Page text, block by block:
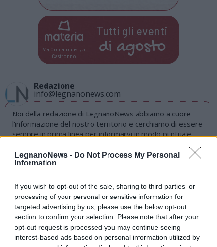
LegnanoNews - Do Not Process My Personal
Information
If you wish to opt-out of the sale, sharing to third parties, or
processing of your personal or sensitive information for
targeted advertising by us, please use the below opt-out
section to confirm your selection. Please note that after your
opt-out request is processed you may continue seeing
interest-based ads based on personal information utilized by
Via Confalonieri, 5
Castronno
Tutti gli eventi
di agosto
Redazione
info@legnanonews.com
Noi della redazione di LegnanoNews abbiamo a cuore
l'informazione del nostro territorio e cerchiamo di essere
sempre in prima linea per informarvi in modo puntuale.
PIÙ INFORMAZIONI SU
LEGGI GLI ALTRI ARTICOLI DI
LEGNANO